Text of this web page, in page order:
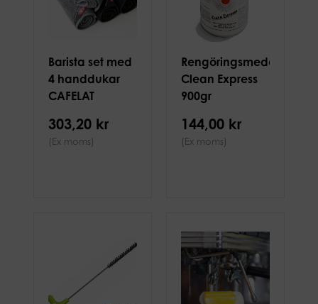
Barista set med
4 handdukar
CAFELAT
303,20 kr
(Ex moms)
Rengöringsmedel
Clean Express
900gr
144,00 kr
(Ex moms)